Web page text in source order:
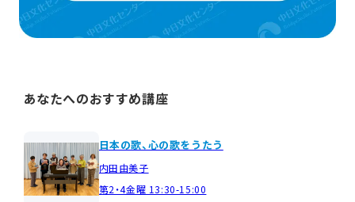
あなたへのおすすめ講座
日本の歌、心の歌をうたう
内田由美子
第2・4金曜 13:30-15:00